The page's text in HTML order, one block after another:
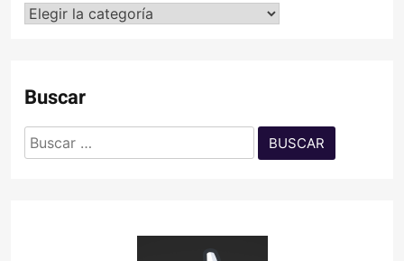
Categorías
Buscar
Buscar: